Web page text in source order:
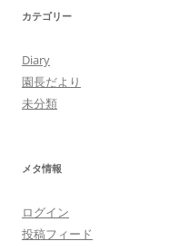
カテゴリー
Diary
園長だより
未分類
メタ情報
ログイン
投稿フィード